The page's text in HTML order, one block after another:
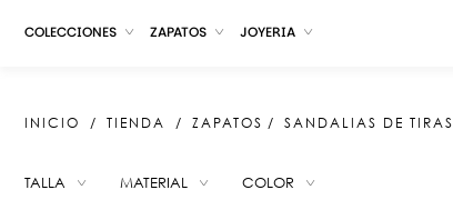
COLECCIONES ZAPATOS JOYERIA
INICIO TIENDA ZAPATOS SANDALIAS DE TIRAS
TALLA MATERIAL COLOR